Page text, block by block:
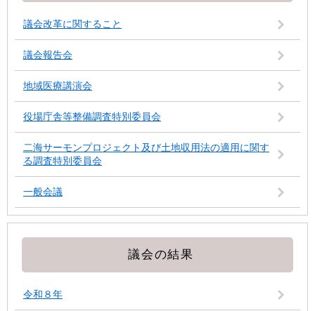
議会改革に関すること
議会報告会
地域医療講演会
役場庁舎等整備調査特別委員会
二海サーモンプロジェクト及び土地収用法の適用に関す
る調査特別委員会
一般会議
議会の結果
令和８年